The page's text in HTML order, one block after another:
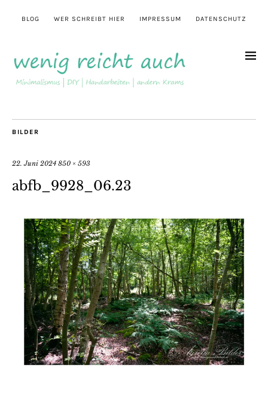
BLOG WER SCHREIBT HIER IMPRESSUM DATENSCHUTZ
BILDER
22. Juni 2024 850 × 593
abfb_9928_06.23